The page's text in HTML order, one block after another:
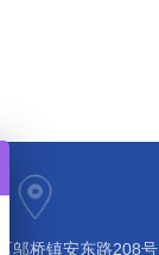
邬桥镇安东路208号